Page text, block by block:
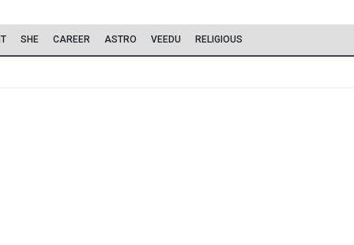
SHE CAREER ASTRO VEEDU RELIGIOUS